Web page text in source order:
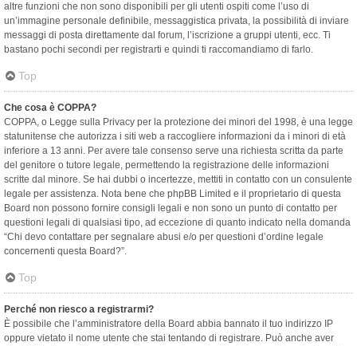
altre funzioni che non sono disponibili per gli utenti ospiti come l’uso di
un’immagine personale definibile, messaggistica privata, la possibilità di inviare
messaggi di posta direttamente dal forum, l’iscrizione a gruppi utenti, ecc. Ti
bastano pochi secondi per registrarti e quindi ti raccomandiamo di farlo.
Top
Che cosa è COPPA?
COPPA, o Legge sulla Privacy per la protezione dei minori del 1998, è una legge
statunitense che autorizza i siti web a raccogliere informazioni da i minori di età
inferiore a 13 anni. Per avere tale consenso serve una richiesta scritta da parte
del genitore o tutore legale, permettendo la registrazione delle informazioni
scritte dal minore. Se hai dubbi o incertezze, mettiti in contatto con un consulente
legale per assistenza. Nota bene che phpBB Limited e il proprietario di questa
Board non possono fornire consigli legali e non sono un punto di contatto per
questioni legali di qualsiasi tipo, ad eccezione di quanto indicato nella domanda
“Chi devo contattare per segnalare abusi e/o per questioni d’ordine legale
concernenti questa Board?”.
Top
Perché non riesco a registrarmi?
È possibile che l’amministratore della Board abbia bannato il tuo indirizzo IP
oppure vietato il nome utente che stai tentando di registrare. Può anche aver